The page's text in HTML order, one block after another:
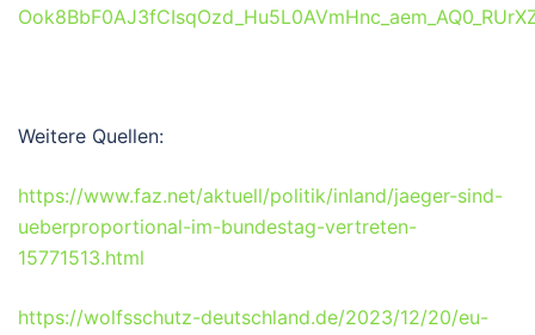
Weitere Quellen:
https://www.faz.net/aktuell/politik/inland/jaeger-sind-
ueberproportional-im-bundestag-vertreten-
15771513.html
https://wolfsschutz-deutschland.de/2023/12/20/eu-